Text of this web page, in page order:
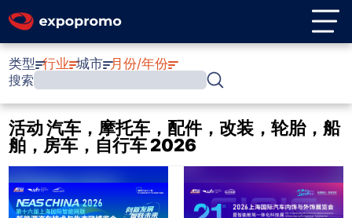
类型 行业 城市 月份/年份
搜索
活动 汽车，摩托车，配件，改装，轮胎，船
舶，房车，自行车 2026